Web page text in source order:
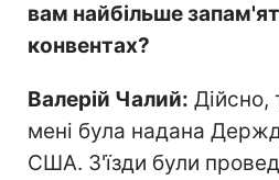
вам найбільше
конвентах?
Валерій Чалий: Дійсно,
мені була надана
США. З'їзди були